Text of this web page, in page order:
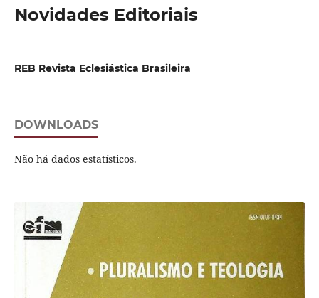
Novidades Editoriais
REB Revista Eclesiástica Brasileira
DOWNLOADS
Não há dados estatísticos.